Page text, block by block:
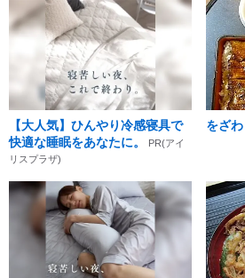
【大人気】ひんやり冷感寝具で
快適な睡眠をあなたに。
PR(アイ
リスプラザ)
をざわ